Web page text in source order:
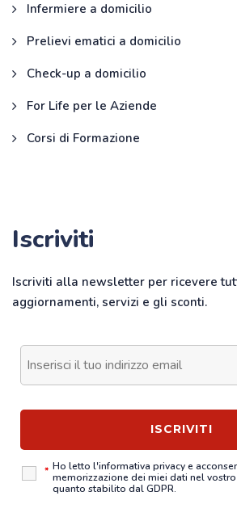
Infermiere a domicilio
Prelievi ematici a domicilio
Check-up a domicilio
For Life per le Aziende
Corsi di Formazione
Iscriviti
Iscriviti alla newsletter per ricevere
aggiornamenti, servizi e gli sconti.
* Ho letto l'informativa privacye
memorizzazione dei miei dati nel
quanto stabilito dal GDPR.